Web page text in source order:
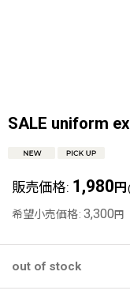
SALE uniform
販売価格: 1,980 円
希望小売価格: 3,300円
out of stock